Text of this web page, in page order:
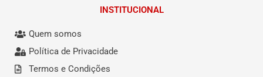
INSTITUCIONAL
Quem somos
Política de Privacidade
Termos e Condições